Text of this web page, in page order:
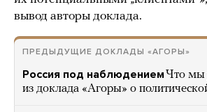
вывод авторы доклада.
ПРЕДЫДУЩИЕ ДОКЛАДЫ «АГОРЫ»
Россия под наблюдениемЧто мы
из доклада «Агоры» о